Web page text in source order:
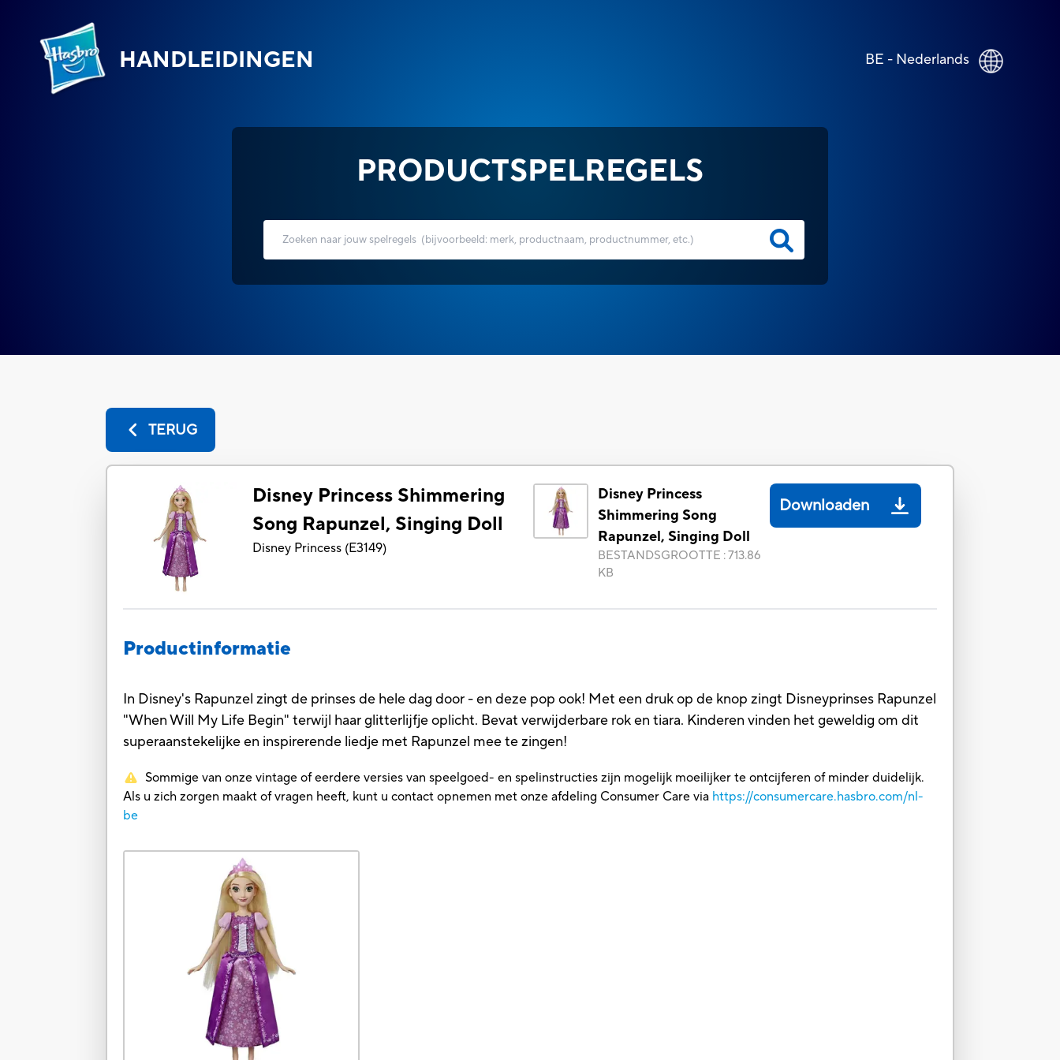
HANDLEIDINGEN BE - Nederlands
PRODUCTSPELREGELS
TERUG
Disney Princess Shimmering
Song Rapunzel, Singing Doll
Disney Princess (E3149)
Disney Princess
Shimmering Song
Rapunzel, Singing Doll
BESTANDSGROOTTE :713.86
KB
Downloaden
Productinformatie
In Disney's Rapunzel zingt de prinses de hele dag door - en deze pop ook! Met een druk op de knop zingt Disneyprinses Rapunzel
"When Will My Life Begin" terwijl haar glitterlijfje oplicht. Bevat verwijderbare rok en tiara. Kinderen vinden het geweldig om dit
superaanstekelijke en inspirerende liedje met Rapunzel mee te zingen!
Sommige van onze vintage of eerdere versies van speelgoed- en spelinstructies zijn mogelijk moeilijker te ontcijferen of minder duidelijk.
Als u zich zorgen maakt of vragen heeft, kunt u contact opnemen met onze afdeling Consumer Care via https://consumercare.hasbro.com/nl-
be